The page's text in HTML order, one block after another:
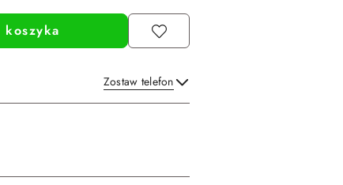
koszyka
Zostaw telefon
Wyślij